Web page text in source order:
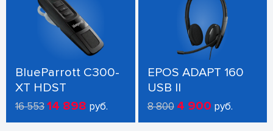
BlueParrott C300-
XT HDST
16 55314 898 руб.
EPOS ADAPT 160
USB II
8 800 4 900 руб.